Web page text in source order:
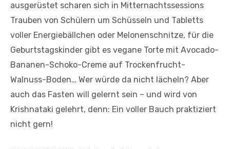
ausgerüstet scharen sich in Mitternachtssessions
Trauben von Schülern um Schüsseln und Tabletts
voller Energiebällchen oder Melonenschnitze, für die
Geburtstagskinder gibt es vegane Torte mit Avocado-
Bananen-Schoko-Creme auf Trockenfrucht-
Walnuss-Boden… Wer würde da nicht lächeln? Aber
auch das Fasten will gelernt sein – und wird von
Krishnataki gelehrt, denn: Ein voller Bauch praktiziert
nicht gern!